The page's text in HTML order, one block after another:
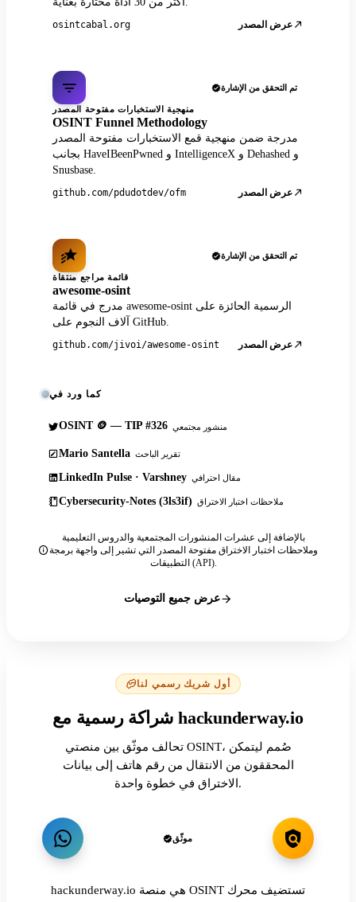
osintcabal.org عرض المصدر
تم التحقق من الإشارة
منهجية الاستخبارات مفتوحة المصدر
OSINT Funnel Methodology
مدرجة ضمن منهجية قمع الاستخبارات مفتوحة المصدر
بجانب HaveIBeenPwned و IntelligenceX و Dehashed و
Snusbase.
github.com/pdudotdev/ofm عرض المصدر
تم التحقق من الإشارة
قائمة مراجع منتقاة
awesome-osint
مدرج في قائمة awesome-osint الرسمية الحائزة على
آلاف النجوم على GitHub.
github.com/jivoi/awesome-osint عرض المصدر
كما ورد في
OSINT 🪙 — TIP #326 منشور مجتمعي
Mario Santella تقرير الباحث
LinkedIn Pulse · Varshney مقال احترافي
Cybersecurity-Notes (3ls3if) ملاحظات اختبار الاختراق
بالإضافة إلى عشرات المنشورات المجتمعية والدروس التعليمية
وملاحظات اختبار الاختراق مفتوحة المصدر التي تشير إلى واجهة برمجة
التطبيقات (API).
عرض جميع التوصيات
أول شريك رسمي لنا
شراكة رسمية مع hackunderway.io
تحالف موثّق بين منصتي OSINT، صُمم ليتمكن
المحققون من الانتقال من رقم هاتف إلى بيانات
الاختراق في خطوة واحدة.
موثّق
hackunderway.io هي منصة OSINT تستضيف محرك